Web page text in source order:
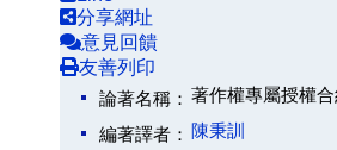
分享網址
意見回饋
友善列印
論著名稱： 著作權專屬授權
編著譯者：
陳秉訓